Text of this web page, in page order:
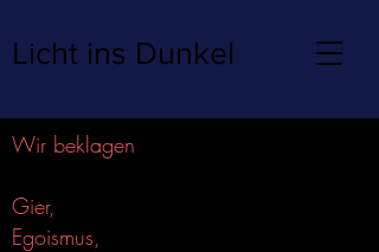
Licht ins Dunkel
Wir beklagen
Gier,
Egoismus,